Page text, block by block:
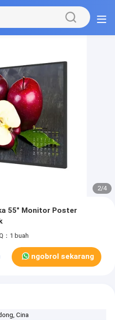
2/4
55" Monitor Poster
：1 buah
ngobrol sekarang
Cina